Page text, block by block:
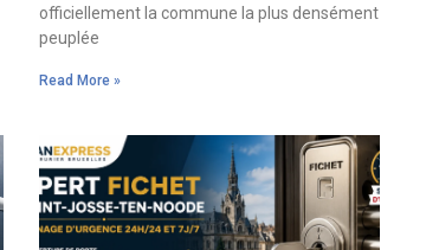
officiellement la commune la plus densément
peuplée
Read More »